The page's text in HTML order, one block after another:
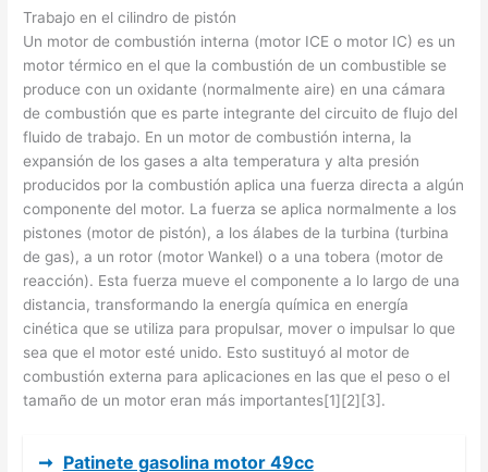
Trabajo en el cilindro de pistón
Un motor de combustión interna (motor ICE o motor IC) es un
motor térmico en el que la combustión de un combustible se
produce con un oxidante (normalmente aire) en una cámara
de combustión que es parte integrante del circuito de flujo del
fluido de trabajo. En un motor de combustión interna, la
expansión de los gases a alta temperatura y alta presión
producidos por la combustión aplica una fuerza directa a algún
componente del motor. La fuerza se aplica normalmente a los
pistones (motor de pistón), a los álabes de la turbina (turbina
de gas), a un rotor (motor Wankel) o a una tobera (motor de
reacción). Esta fuerza mueve el componente a lo largo de una
distancia, transformando la energía química en energía
cinética que se utiliza para propulsar, mover o impulsar lo que
sea que el motor esté unido. Esto sustituyó al motor de
combustión externa para aplicaciones en las que el peso o el
tamaño de un motor eran más importantes[1][2][3].
➞ Patinete gasolina motor 49cc